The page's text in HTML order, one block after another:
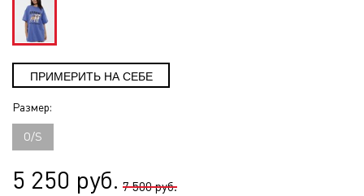
Размер:
O/S
5 250 руб. 7 500 руб.